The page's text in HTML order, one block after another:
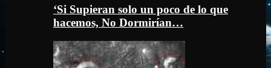
‘Si Supieran solo un poco de lo que
hacemos, No Dormirían…